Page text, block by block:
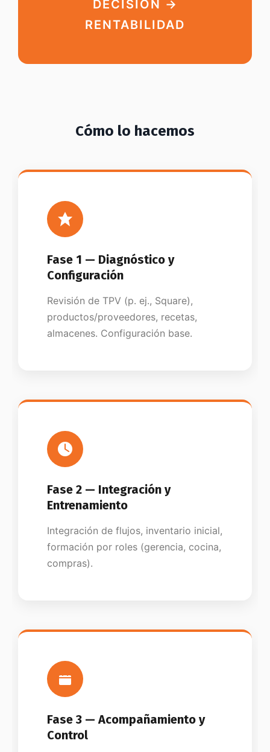
DECISIÓN →
RENTABILIDAD
Cómo lo hacemos
Fase 1 — Diagnóstico y
Configuración
Revisión de TPV (p. ej., Square),
productos/proveedores, recetas,
almacenes. Configuración base.
Fase 2 — Integración y
Entrenamiento
Integración de flujos, inventario inicial,
formación por roles (gerencia, cocina,
compras).
Fase 3 — Acompañamiento y
Control